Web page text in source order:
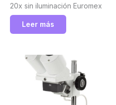
20x sin iluminación Euromex
Leer más